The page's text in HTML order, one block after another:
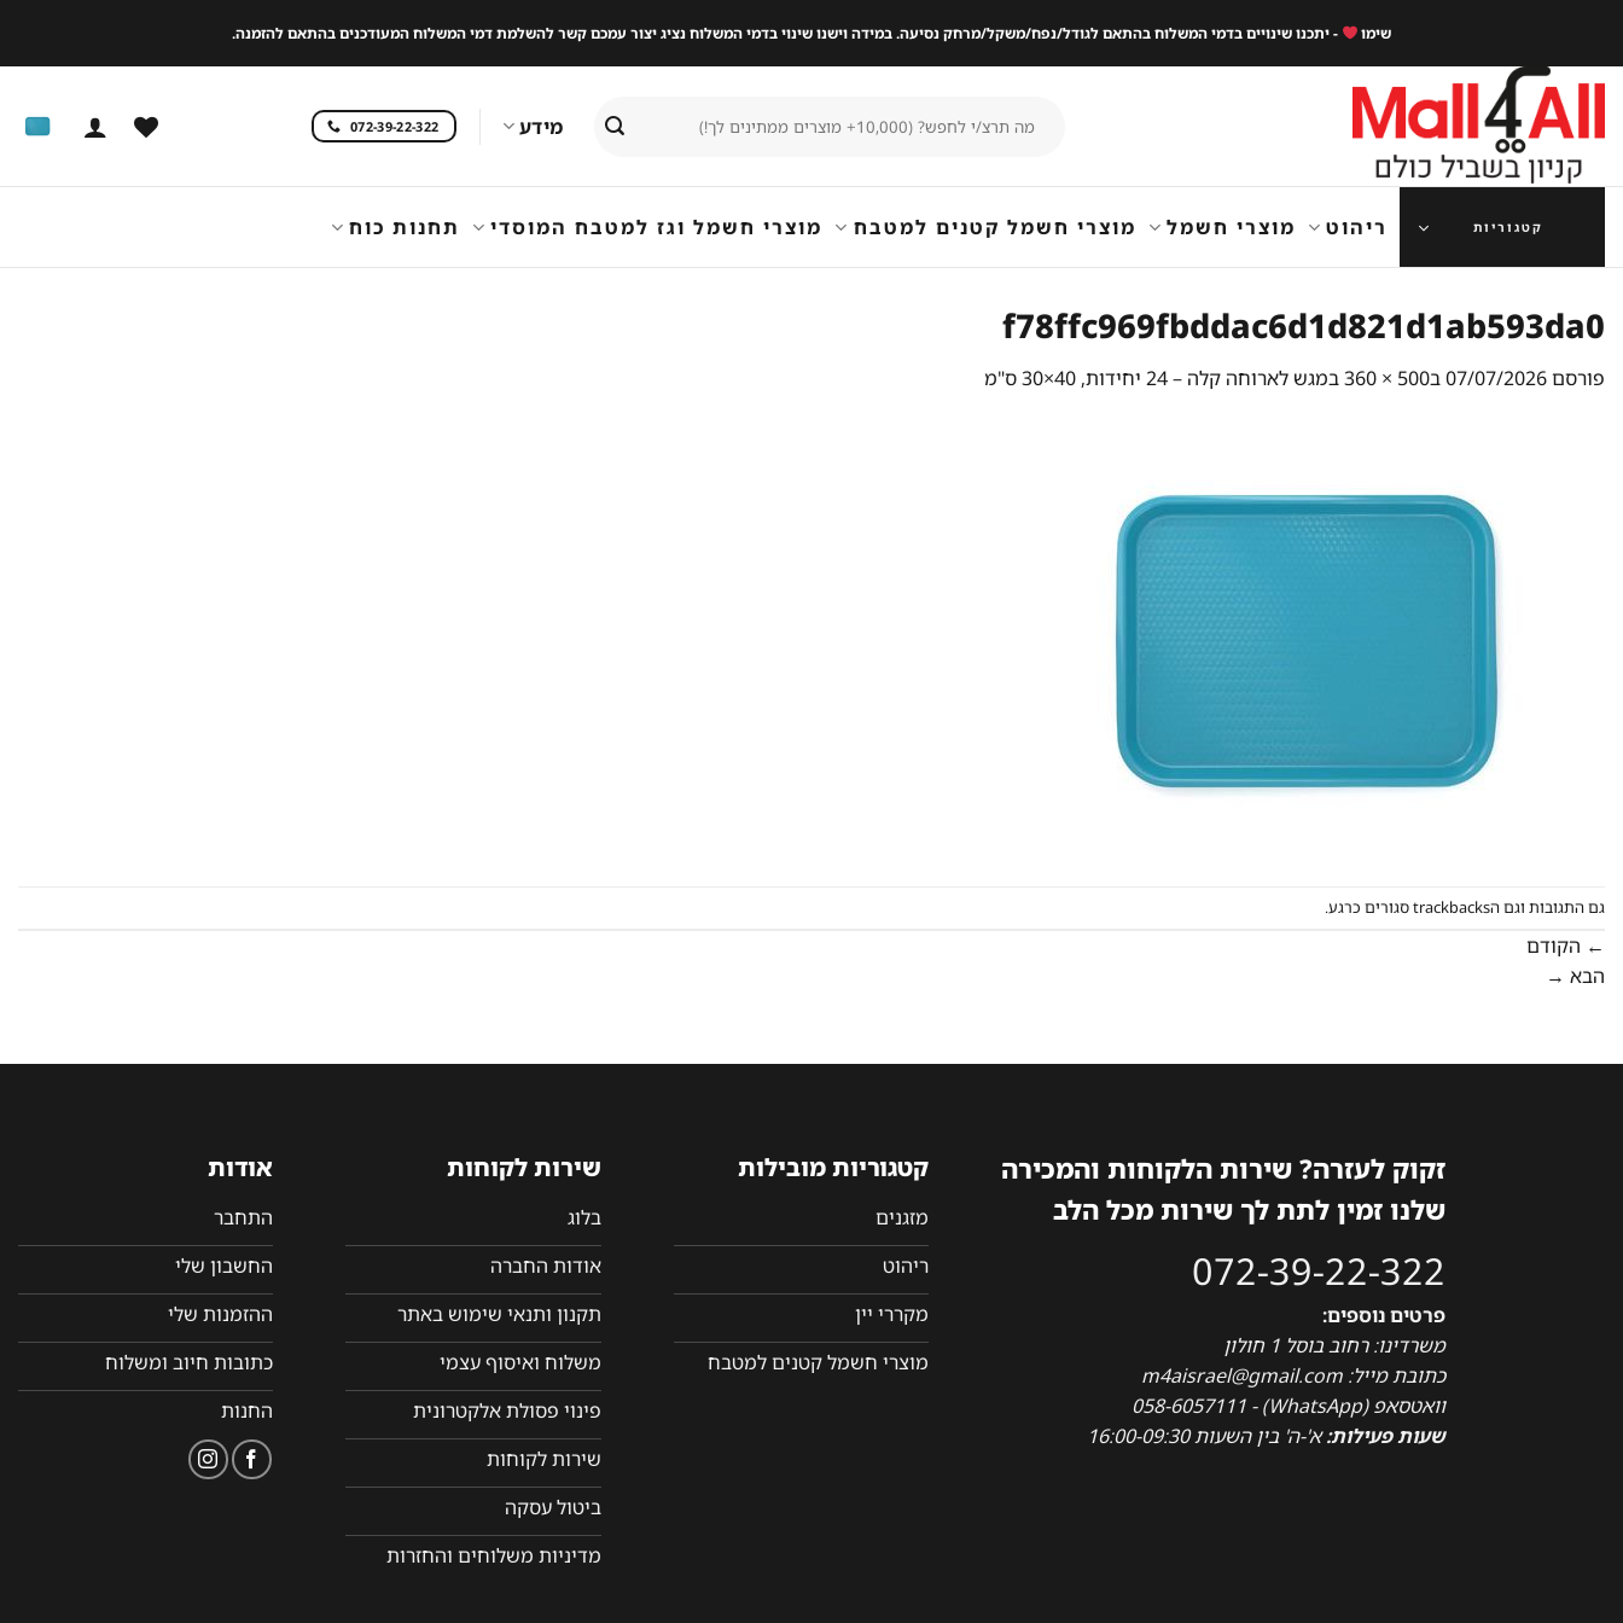
content
שימו - יתכנו שינויים בדמי המשלוח בהתאם לגודל/נפח/משקל/מרחק נסיעה. במידה וישנו שינוי בדמי המשלוח נציג יצור עמכם קשר להשלמת דמי המשלוח המעודכנים בהתאם להזמנה.
עבור:
מידע 072-39-22-322
קטגוריות ריהוט מוצרי חשמל מוצרי חשמל קטנים למטבח מוצרי חשמל וגז למטבח המוסדי תחנות כוח
f78ffc969fbddac6d1d821d1ab593da0
פורסם07/07/2026ב500 × 360 במגש לארוחה קלה – 24 יחידות, 40×30 ס"מ
גם התגובות וגם הtrackbacks סגורים כרגע.
← הקודם
הבא →
זקוק לעזרה? שירות הלקוחות והמכירה
שלנו זמין לתת לך שירות מכל הלב
072-39-22-322
פרטים נוספים:
משרדינו: רחוב בוסל 1 חולון
כתובת מייל: m4aisrael@gmail.com
וואטסאפ (WhatsApp) - 058-6057111
שעות פעילות:א'-ה' בין השעות 16:00-09:30
קטגוריות מובילות
מזגנים
ריהוט
מקררי יין
מוצרי חשמל קטנים למטבח
שירות לקוחות
בלוג
אודות החברה
תקנון ותנאי שימוש באתר
משלוח ואיסוף עצמי
פינוי פסולת אלקטרונית
שירות לקוחות
ביטול עסקה
מדיניות משלוחים והחזרות
אודות
התחבר
החשבון שלי
ההזמנות שלי
כתובות חיוב ומשלוח
החנות